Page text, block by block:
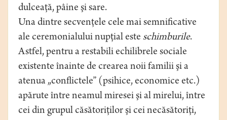
dulceaţă, pâine şi sare.
Una dintre secvenţele cele mai semnificative
ale ceremonialului nupţial este schimburile.
Astfel, pentru a restabili echilibrele sociale
existente înainte de crearea noii familii şi a
atenua „conflictele” (psihice, economice etc.)
apărute între neamul miresei şi al mirelui, între
cei din grupul căsătoriţilor şi cei necăsătoriţi,